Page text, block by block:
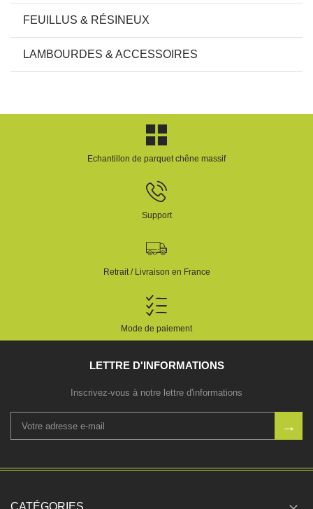
FEUILLUS & RÉSINEUX
LAMBOURDES & ACCESSOIRES
Echantillon de parquet chêne massif
Support
Retrait / Livraison en France
Mode de paiement
LETTRE D'INFORMATIONS
Inscrivez-vous à notre lettre d'informations
CATÉGORIES